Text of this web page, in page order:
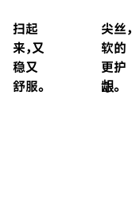
扫起
来，又
稳又
舒服。
尖丝，
软的
更护
龈。